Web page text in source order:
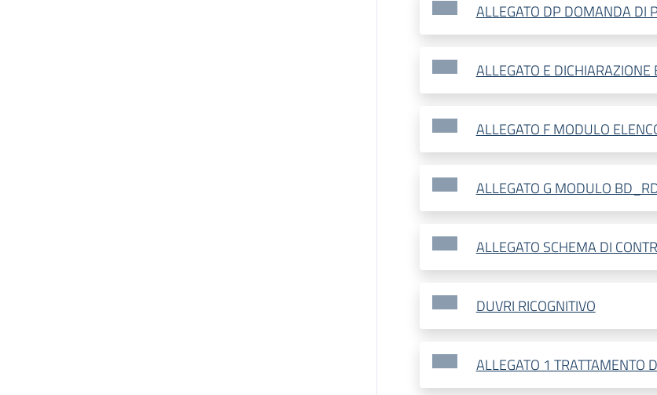
ALLEGATO DP DOMANDA DI
ALLEGATO E
ALLEGATO F MODULO
ALLEGATO G MODULO
ALLEGATO SCHEMA DI
DUVRI RICOGNITIVO
ALLEGATO 1 TRATTAMENTO